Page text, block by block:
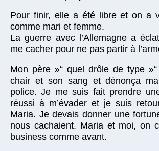
Pour finir, elle a été libre et on a
comme mari et femme.
La guerre avec l’Allemagne a
me cacher pour ne pas partir à
Mon père »“ quel drôle de type
chair et son sang et dénonça
police. Je me suis fait prendre
réussi à m’évader et je suis
Maria. Je devais donner une
nous cachaient. Maria et moi, on
business comme avant.